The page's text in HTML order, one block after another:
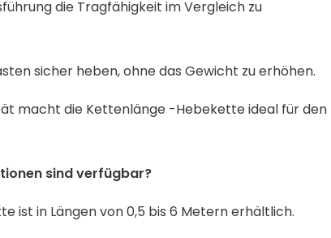
die Tragfähigkeit im Vergleich zu
sicher heben, ohne das Gewicht zu erhöhen.
macht die Kettenlänge -Hebekette ideal für den
sind verfügbar?
ist in Längen von 0,5 bis 6 Metern erhältlich.